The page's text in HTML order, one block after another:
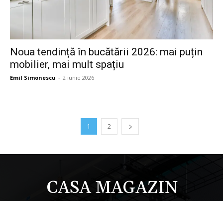
Noua tendință în bucătării 2026: mai puțin
mobilier, mai mult spațiu
Emil Simonescu - 2 iunie 2026
1 2
CASA MAGAZIN